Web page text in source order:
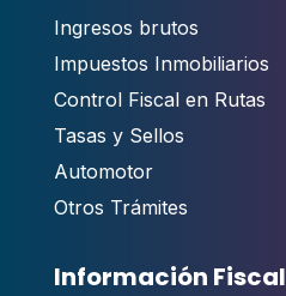
Ingresos brutos
Impuestos Inmobiliarios
Control Fiscal en Rutas
Tasas y Sellos
Automotor
Otros Trámites
Información Fiscal